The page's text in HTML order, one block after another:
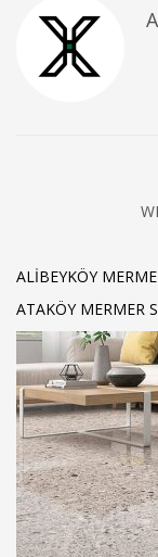
ALİBEYKÖY
ATAKÖY MERMER